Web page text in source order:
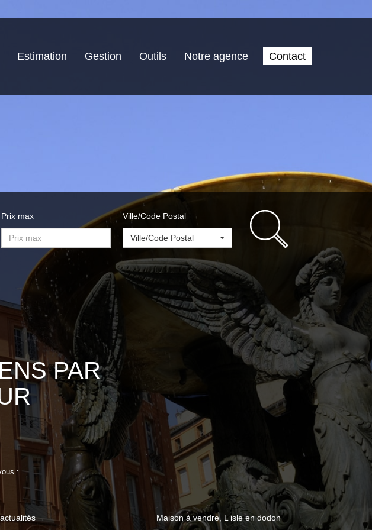
Estimation Gestion Outils Notre agence Contact
Prix max Ville/Code Postal
Ville/Code Postal
PAR
:
Maison à vendre, L isle en dodon